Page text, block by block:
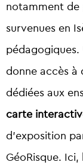
notamment de
survenues en
pédagogiques.
donne accès à
dédiées aux
carte
d’exposition
GéoRisque.